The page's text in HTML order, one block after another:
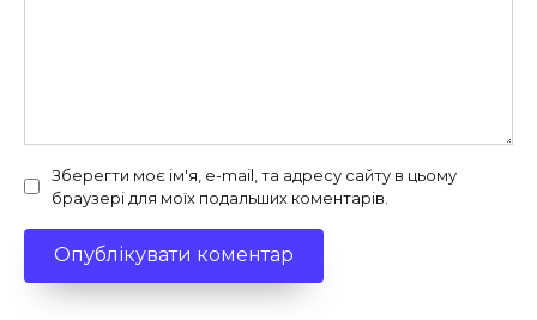
Зберегти моє ім'я, e-mail, та адресу сайту в цьому
браузері для моїх подальших коментарів.